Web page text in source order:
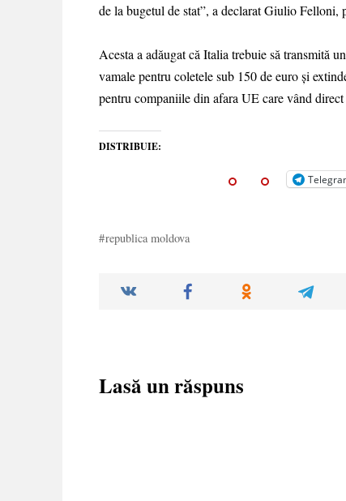
de la bugetul de stat”, a declarat Giulio Felloni,
Acesta a adăugat că Italia trebuie să transmită
vamale pentru coletele sub 150 de euro și
pentru companiile din afara UE care vând
DISTRIBUIE:
republica moldova
Lasă un răspuns